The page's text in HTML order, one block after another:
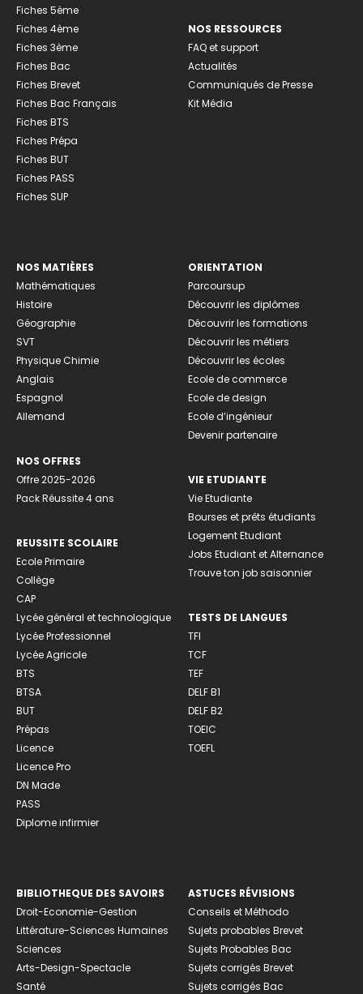
Fiches 5ème
Fiches 4ème
Fiches 3ème
Fiches Bac
Fiches Brevet
Fiches Bac Français
Fiches BTS
Fiches Prépa
Fiches BUT
Fiches PASS
Fiches SUP
NOS RESSOURCES
FAQ et support
Actualités
Communiqués de Presse
Kit Média
NOS MATIÈRES
Mathématiques
Histoire
Géographie
SVT
Physique Chimie
Anglais
Espagnol
Allemand
NOS OFFRES
Offre 2025-2026
Pack Réussite 4 ans
REUSSITE SCOLAIRE
Ecole Primaire
Collège
CAP
Lycée général et technologique
Lycée Professionnel
Lycée Agricole
BTS
BTSA
BUT
Prépas
Licence
Licence Pro
DN Made
PASS
Diplome infirmier
ORIENTATION
Parcoursup
Découvrir les diplômes
Découvrir les formations
Découvrir les métiers
Découvrir les écoles
Ecole de commerce
Ecole de design
Ecole d’ingénieur
Devenir partenaire
VIE ETUDIANTE
Vie Etudiante
Bourses et prêts étudiants
Logement Etudiant
Jobs Etudiant et Alternance
Trouve ton job saisonnier
TESTS DE LANGUES
TFI
TCF
TEF
DELF B1
DELF B2
TOEIC
TOEFL
BIBLIOTHEQUE DES SAVOIRS
Droit-Economie-Gestion
Littérature-Sciences Humaines
Sciences
Arts-Design-Spectacle
Santé
ASTUCES RÉVISIONS
Conseils et Méthodo
Sujets probables Brevet
Sujets Probables Bac
Sujets corrigés Brevet
Sujets corrigés Bac